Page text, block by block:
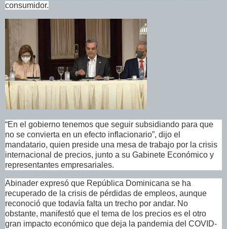
consumidor.
“En el gobierno tenemos que seguir subsidiando para que
no se convierta en un efecto inflacionario”, dijo el
mandatario, quien preside una mesa de trabajo por la crisis
internacional de precios, junto a su Gabinete Económico y
representantes empresariales.
Abinader expresó que República Dominicana se ha
recuperado de la crisis de pérdidas de empleos, aunque
reconoció que todavía falta un trecho por andar. No
obstante, manifestó que el tema de los precios es el otro
gran impacto económico que deja la pandemia del COVID-